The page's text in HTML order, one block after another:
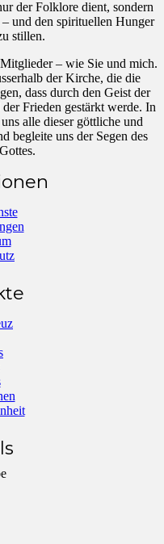
der Folklore dient, sondern
und den spirituellen Hunger
stillen.
– wie Sie und mich.
der Kirche, die die
dass durch den Geist der
Frieden gestärkt werde. In
alle dieser göttliche und
begleite uns der Segen des